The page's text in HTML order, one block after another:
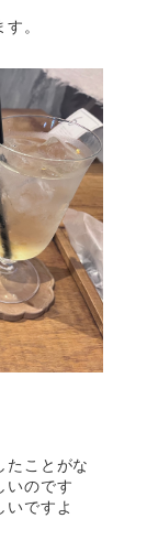
。
たことがな
いのです
いですよ